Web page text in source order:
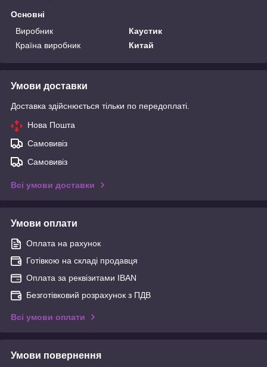
Основні
Виробник
Каустик
Країна виробник
Китай
Умови доставки
Доставка здійснюється тільки по передоплаті.
Нова Пошта
Самовивіз
Самовивіз
Всі умови доставки
Умови оплати
Оплата на рахунок
Готівкою на складі продавця
Оплата за реквізитами IBAN
Безготівковий розрахунок з ПДВ
Всі умови оплати
Умови повернення